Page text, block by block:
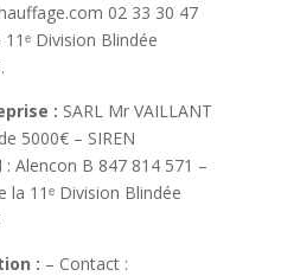
02 33 30 47
Division Blindée
.
: SARL Mr VAILLANT
5000€ – SIREN
: Alencon B 847 814 571 –
la 11ᵉ Division Blindée
: – Contact :